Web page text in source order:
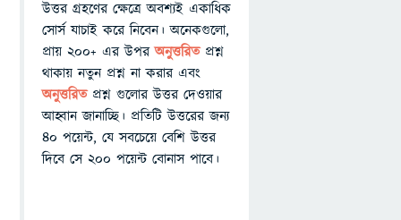
উত্তর গ্রহণের ক্ষেত্রে অবশ্যই একাধিক
সোর্স যাচাই করে নিবেন। অনেকগুলো,
প্রায় ২০০+ এর উপরঅনুত্তরিতপ্রশ্ন
থাকায় নতুন প্রশ্ন না করার এবং
অনুত্তরিত প্রশ্ন গুলোর উত্তর দেওয়ার
আহ্বান জানাচ্ছি। প্রতিটি উত্তরের জন্য
৪০ পয়েন্ট, যে সবচেয়ে বেশি উত্তর
দিবে সে ২০০ পয়েন্ট বোনাস পাবে।